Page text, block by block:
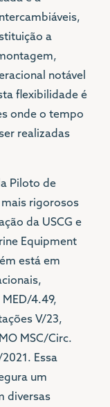
a
notável
flexibilidade é
onde o tempo
realizadas
Piloto de
rigorosos
da USCG e
Equipment
está em
4.49,
V/23,
MSC/Circ.
Essa
um
diversas